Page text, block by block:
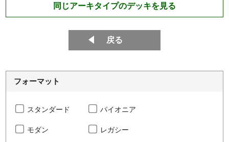
同じアーキタイプのデッキを見る
戻る
フォーマット
スタンダード パイオニア
モダン レガシー